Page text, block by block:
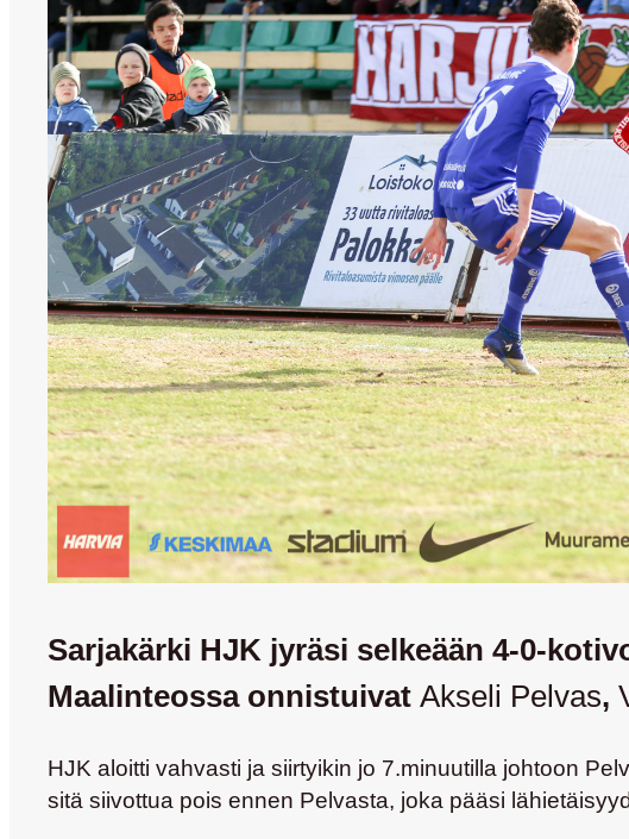
Sarjakärki HJK jyräsi selkeään 4-0-
Maalinteossa onnistuivat Akseli Pelvas,
HJK aloitti vahvasti ja siirtyikin jo 7.minuutilla johtoon
sitä siivottua pois ennen Pelvasta, joka pääsi